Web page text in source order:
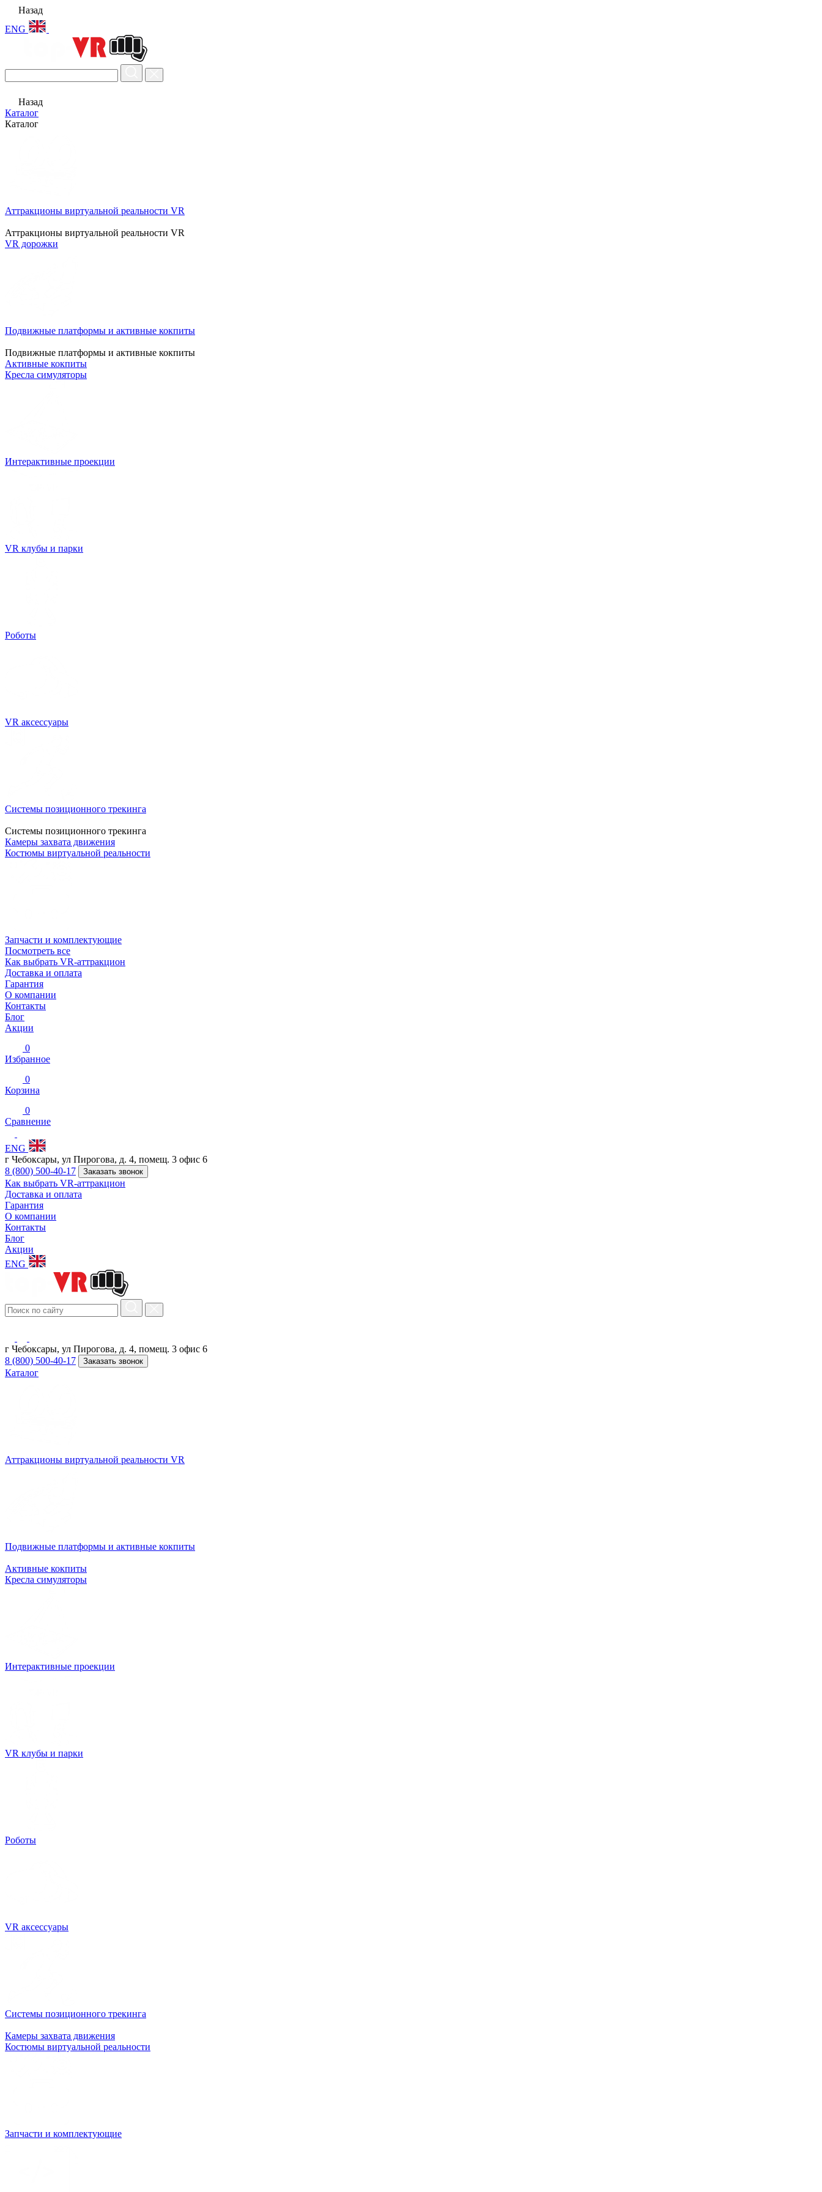
Назад
ENG
Назад
Каталог
Каталог
Аттракционы виртуальной реальности VR
Аттракционы виртуальной реальности VR
VR дорожки
Подвижные платформы и активные кокпиты
Подвижные платформы и активные кокпиты
Активные кокпиты
Кресла симуляторы
Интерактивные проекции
VR клубы и парки
Роботы
VR аксессуары
Системы позиционного трекинга
Системы позиционного трекинга
Камеры захвата движения
Костюмы виртуальной реальности
Запчасти и комплектующие
Посмотреть все
Как выбрать VR-аттракцион
Доставка и оплата
Гарантия
О компании
Контакты
Блог
Акции
0
Избранное
0
Корзина
0
Сравнение
ENG
г Чебоксары, ул Пирогова, д. 4, помещ. 3 офис 6
8 (800) 500-40-17
Заказать звонок
Как выбрать VR-аттракцион
Доставка и оплата
Гарантия
О компании
Контакты
Блог
Акции
ENG
г Чебоксары, ул Пирогова, д. 4, помещ. 3 офис 6
8 (800) 500-40-17
Заказать звонок
Каталог
Аттракционы виртуальной реальности VR
Подвижные платформы и активные кокпиты
Активные кокпиты
Кресла симуляторы
Интерактивные проекции
VR клубы и парки
Роботы
VR аксессуары
Системы позиционного трекинга
Камеры захвата движения
Костюмы виртуальной реальности
Запчасти и комплектующие